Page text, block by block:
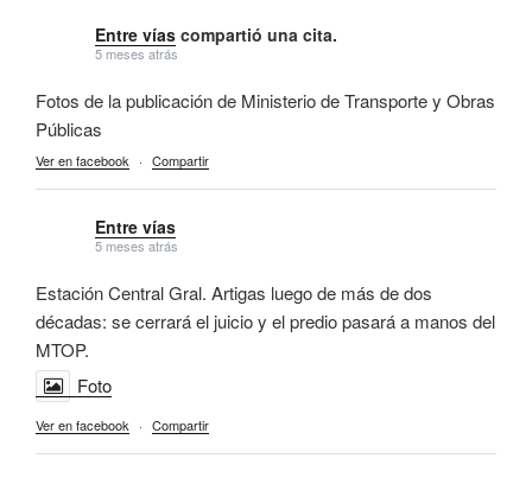
Entre vías compartió una cita.
5 meses atrás
Fotos de la publicación de Ministerio de Transporte y Obras
Públicas
Ver en facebook · Compartir
Entre vías
5 meses atrás
Estación Central Gral. Artigas luego de más de dos
décadas: se cerrará el juicio y el predio pasará a manos del
MTOP.
Foto
Ver en facebook · Compartir